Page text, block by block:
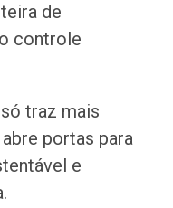
de
controle
traz mais
portas para
e